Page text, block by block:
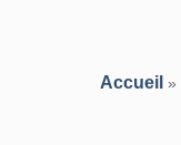
Accueil »